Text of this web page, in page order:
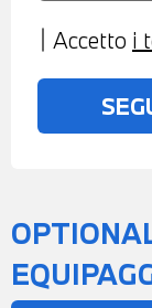
LEVE AL
BMW LIVE
CENTRALE
INTERNO
Accetto i